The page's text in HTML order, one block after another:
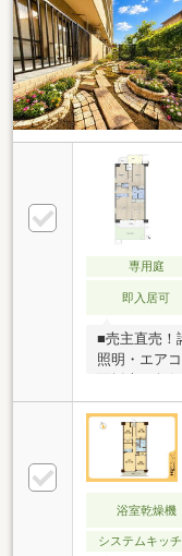
専用庭
即入居可
■売主直売！
照明・エア
室！■１階住
可！お子様
台で購入可
空間。■と
とりある間
器付きシス
利
わせた場合
浴室乾燥機
システムキッ